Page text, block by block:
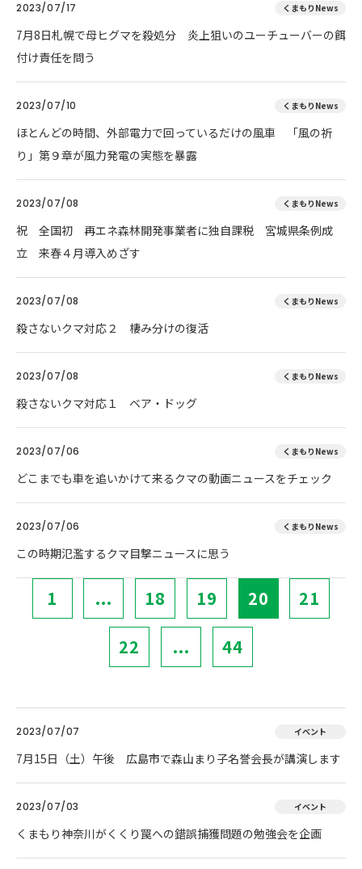
2023/07/17 くまもりNews
7月8日札幌で母ヒグマを殺処分 炎上狙いのユーチューバーの餌
付け責任を問う
2023/07/10 くまもりNews
ほとんどの時間、外部電力で回っているだけの風車 「風の祈
り」第９章が風力発電の実態を暴露
2023/07/08 くまもりNews
祝 全国初 再エネ森林開発事業者に独自課税 宮城県条例成
立 来春４月導入めざす
2023/07/08 くまもりNews
殺さないクマ対応２ 棲み分けの復活
2023/07/08 くまもりNews
殺さないクマ対応１ ベア・ドッグ
2023/07/06 くまもりNews
どこまでも車を追いかけて来るクマの動画ニュースをチェック
2023/07/06 くまもりNews
この時期氾濫するクマ目撃ニュースに思う
1 ... 18 19 20 21
22 ... 44
2023/07/07 イベント
7月15日（土）午後 広島市で森山まり子名誉会長が講演します
2023/07/03 イベント
くまもり神奈川がくくり罠への錯誤捕獲問題の勉強会を企画